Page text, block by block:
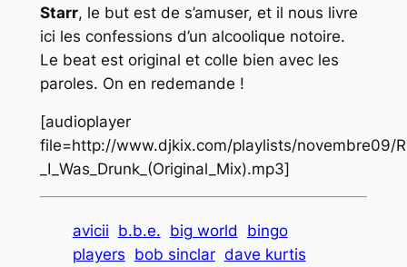
Starr, le but est de s’amuser, et il nous livre
ici les confessions d’un alcoolique notoire.
Le beat est original et colle bien avec les
paroles. On en redemande !
[audioplayer
file=http://www.djkix.com/playlists/novembre09/
_I_Was_Drunk_(Original_Mix).mp3]
avicii b.b.e. big world
bingo
players bob sinclar dave kurtis